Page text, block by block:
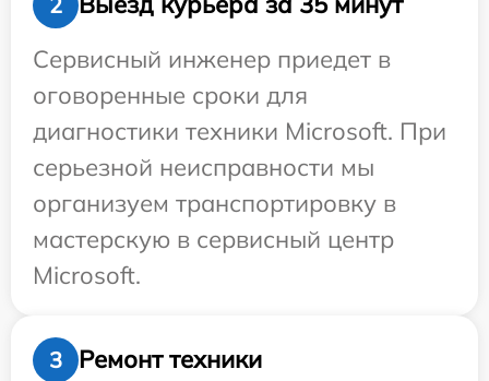
Сервисный инженер приедет в
оговоренные сроки для
диагностики техники Microsoft. При
серьезной неисправности мы
организуем транспортировку в
мастерскую в сервисный центр
Microsoft.
3
Ремонт техники